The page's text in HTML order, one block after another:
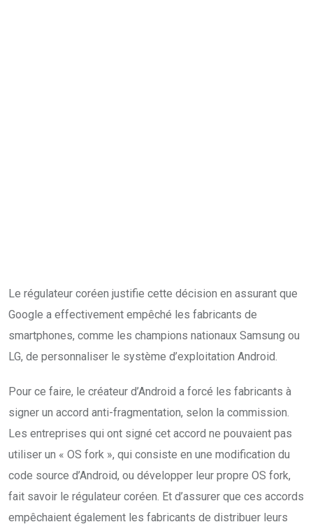
Le régulateur coréen justifie cette décision en assurant que
Google a effectivement empêché les fabricants de
smartphones, comme les champions nationaux Samsung ou
LG, de personnaliser le système d’exploitation Android.
Pour ce faire, le créateur d’Android a forcé les fabricants à
signer un accord anti-fragmentation, selon la commission.
Les entreprises qui ont signé cet accord ne pouvaient pas
utiliser un « OS fork », qui consiste en une modification du
code source d’Android, ou développer leur propre OS fork,
fait savoir le régulateur coréen. Et d’assurer que ces accords
empêchaient également les fabricants de distribuer leurs